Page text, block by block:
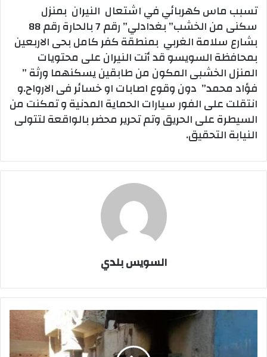
تسبب ماس كهربائي في اشتعال النيران بمنزل
سكنى من الخشب” بغدادلي” رقم 7 بالحارة رقم 88
بشارع سلامة الغربي بمنطقة كفر كامل بحى الاربعين
بمحافظة السويسو قد أتت النيران على محتويات
المنزل الخشبى المكون من طابقين يسكنهما ورثة ”
فؤاد محمد” دون وقوع اصابات او خسائر فى الارواح.و
انتقلت على الفور سيارات الحماية المدنية و تمكنت من
السيطرة على الحريق وتم تحرير محضر بالواقعة لتتولى
النيابة التحقيق.
السويس بلدي
يلتهم